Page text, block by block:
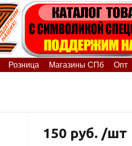
Розница Магазины СПб Опт
150 руб. /шт